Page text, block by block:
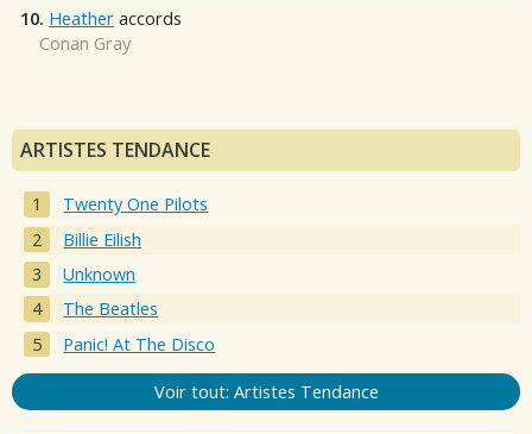
10. Heather accords
Conan Gray
ARTISTES TENDANCE
Twenty One Pilots
Billie Eilish
Unknown
The Beatles
Panic! At The Disco
Voir tout: Artistes Tendance